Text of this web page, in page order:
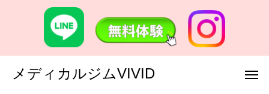
メディカルジムVIVID